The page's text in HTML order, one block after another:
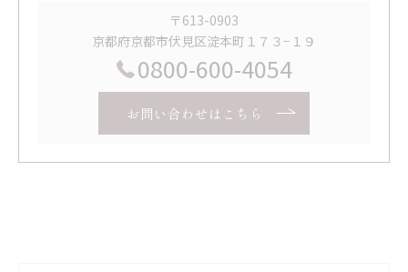
〒613-0903
京都府京都市伏見区淀本町１７３−１９
0800-600-4054
お問い合わせはこちら